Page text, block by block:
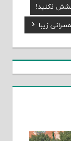
نکنید!
زیبا